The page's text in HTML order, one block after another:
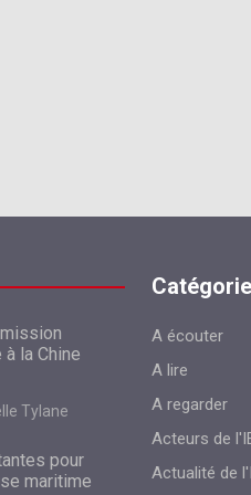
la Chine
Tylane
pour
maritime
A écouter
A lire
A regarder
Acteurs de
Actualité de